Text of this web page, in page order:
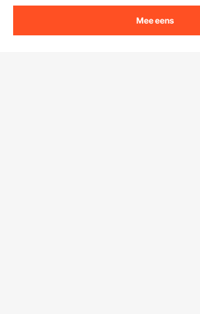
Ontvang 5 € korting als je je
met besparingen en tips.
Mee eens